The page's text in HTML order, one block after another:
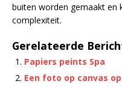
buiten worden gemaakt en
complexiteit.
Gerelateerde
Papiers peints Spa
Een foto op canvas